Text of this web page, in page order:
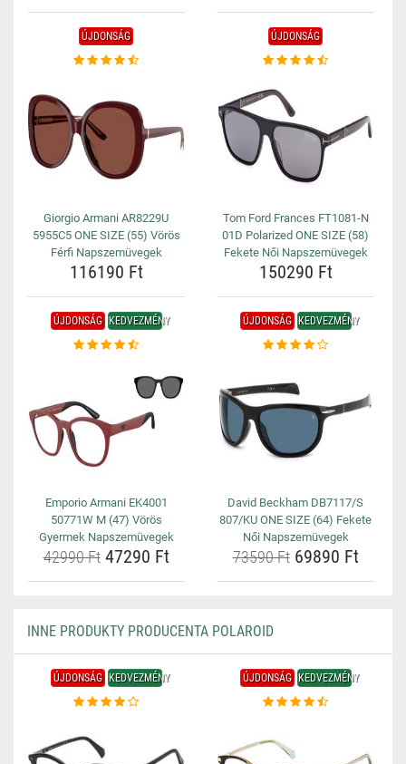
ÚJDONSÁG
Giorgio Armani AR8229U
5955C5 ONE SIZE (55) Vörös
Férfi Napszemüvegek
116190 Ft
ÚJDONSÁG
Tom Ford Frances FT1081-N
01D Polarized ONE SIZE (58)
Fekete Női Napszemüvegek
150290 Ft
ÚJDONSÁG KEDVEZMÉNY
Emporio Armani EK4001
50771W M (47) Vörös
Gyermek Napszemüvegek
42990 Ft47290 Ft
ÚJDONSÁG KEDVEZMÉNY
David Beckham DB7117/S
807/KU ONE SIZE (64) Fekete
Női Napszemüvegek
73590 Ft69890 Ft
INNE PRODUKTY PRODUCENTA POLAROID
ÚJDONSÁG KEDVEZMÉNY ÚJDONSÁG KEDVEZMÉNY